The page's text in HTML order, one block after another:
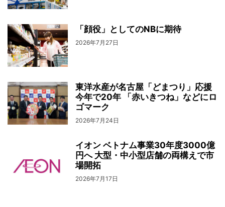
「顔役」としてのNBに期待
2026年7月27日
東洋水産が名古屋「どまつり」応援
今年で20年 「赤いきつね」などにロ
ゴマーク
2026年7月24日
イオン ベトナム事業30年度3000億
円へ 大型・中小型店舗の両構えで市
場開拓
2026年7月17日